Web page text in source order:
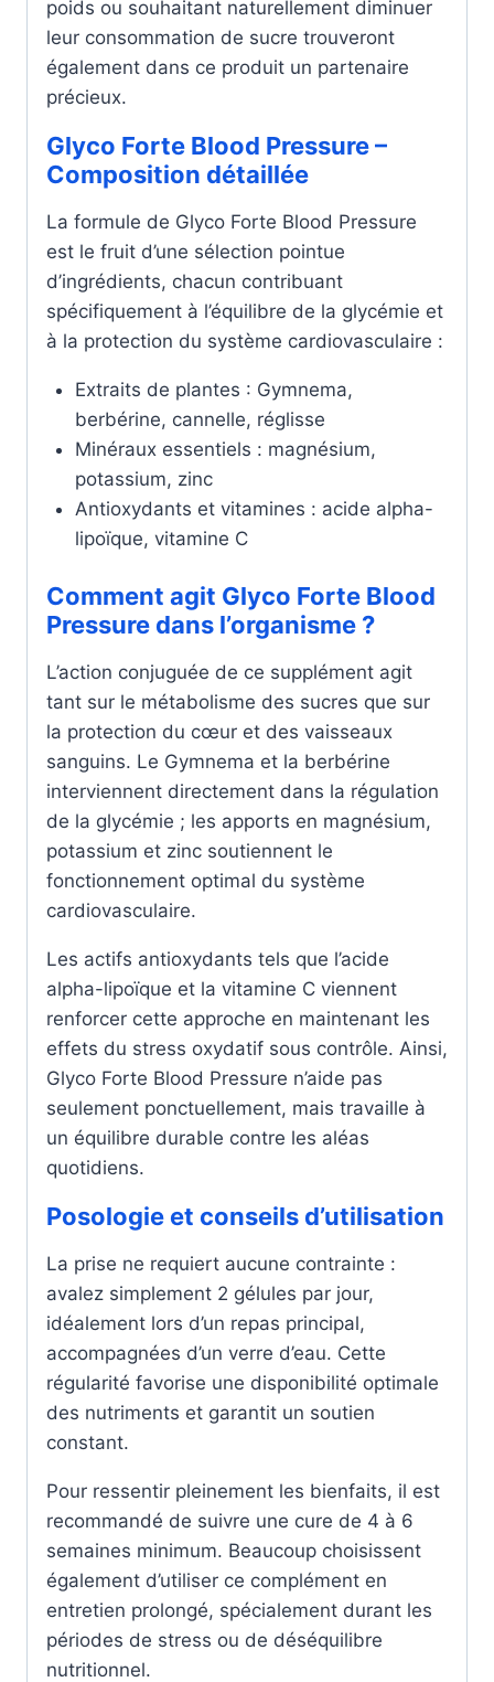
poids ou souhaitant naturellement diminuer
leur consommation de sucre trouveront
également dans ce produit un partenaire
précieux.
Glyco Forte Blood Pressure –
Composition détaillée
La formule de Glyco Forte Blood Pressure
est le fruit d’une sélection pointue
d’ingrédients, chacun contribuant
spécifiquement à l’équilibre de la glycémie et
à la protection du système cardiovasculaire :
Extraits de plantes : Gymnema,
berbérine, cannelle, réglisse
Minéraux essentiels : magnésium,
potassium, zinc
Antioxydants et vitamines : acide alpha-
lipoïque, vitamine C
Comment agit Glyco Forte Blood
Pressure dans l’organisme ?
L’action conjuguée de ce supplément agit
tant sur le métabolisme des sucres que sur
la protection du cœur et des vaisseaux
sanguins. Le Gymnema et la berbérine
interviennent directement dans la régulation
de la glycémie ; les apports en magnésium,
potassium et zinc soutiennent le
fonctionnement optimal du système
cardiovasculaire.
Les actifs antioxydants tels que l’acide
alpha-lipoïque et la vitamine C viennent
renforcer cette approche en maintenant les
effets du stress oxydatif sous contrôle. Ainsi,
Glyco Forte Blood Pressure n’aide pas
seulement ponctuellement, mais travaille à
un équilibre durable contre les aléas
quotidiens.
Posologie et conseils d’utilisation
La prise ne requiert aucune contrainte :
avalez simplement 2 gélules par jour,
idéalement lors d’un repas principal,
accompagnées d’un verre d’eau. Cette
régularité favorise une disponibilité optimale
des nutriments et garantit un soutien
constant.
Pour ressentir pleinement les bienfaits, il est
recommandé de suivre une cure de 4 à 6
semaines minimum. Beaucoup choisissent
également d’utiliser ce complément en
entretien prolongé, spécialement durant les
périodes de stress ou de déséquilibre
nutritionnel.